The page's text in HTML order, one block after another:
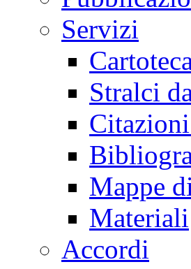
Servizi
Stralci
Mappe
Materiali
Accordi